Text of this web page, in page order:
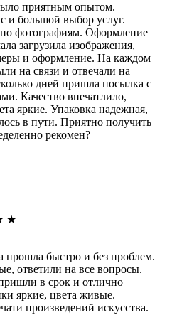
приятным опытом.
и большой выбор услуг.
по фотографиям. Оформление
загрузила изображения,
и оформление. На каждом
на связи и отвечали на
дней пришла посылка с
Качество впечатлило,
яркие. Упаковка надежная,
в пути. Приятно получить
рекомен?
★
прошла быстро и без проблем.
ответили на все вопросы.
в срок и отлично
яркие, цвета живые.
произведений искусства.